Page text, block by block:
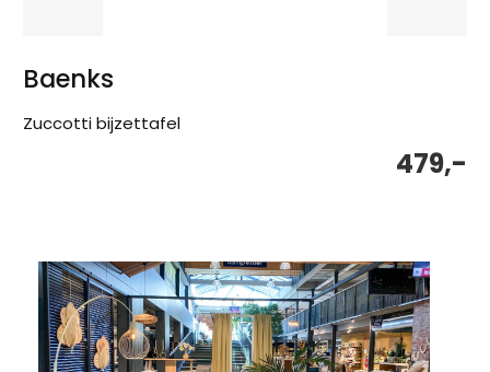
Baenks
Zuccotti bijzettafel
479,-